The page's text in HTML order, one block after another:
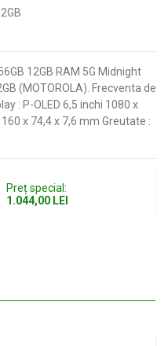
12GB RAM 5G Midnight
(MOTOROLA). Frecventa de
: P-OLED 6,5 inchi 1080 x
x 74,4 x 7,6 mm Greutate :
Preț special:
1.044,00 LEI